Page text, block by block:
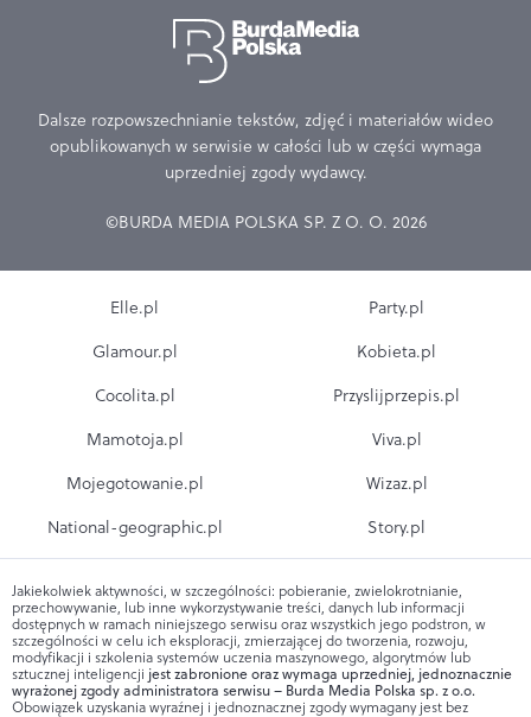
Dalsze rozpowszechnianie tekstów, zdjęć i materiałów wideo
opublikowanych w serwisie w całości lub w części wymaga
uprzedniej zgody wydawcy.
©BURDA MEDIA POLSKA SP. Z O. O. 2026
Elle.pl
Glamour.pl
Cocolita.pl
Mamotoja.pl
Mojegotowanie.pl
National-geographic.pl
Party.pl
Kobieta.pl
Przyslijprzepis.pl
Viva.pl
Wizaz.pl
Story.pl
Jakiekolwiek aktywności, w szczególności: pobieranie, zwielokrotnianie,
przechowywanie, lub inne wykorzystywanie treści, danych lub informacji
dostępnych w ramach niniejszego serwisu oraz wszystkich jego podstron, w
szczególności w celu ich eksploracji, zmierzającej do tworzenia, rozwoju,
modyfikacji i szkolenia systemów uczenia maszynowego, algorytmów lub
sztucznej inteligencji jest zabronione oraz wymaga uprzedniej, jednoznacznie
wyrażonej zgody administratora serwisu – Burda Media Polska sp. z o.o.
Obowiązek uzyskania wyraźnej i jednoznacznej zgody wymagany jest bez